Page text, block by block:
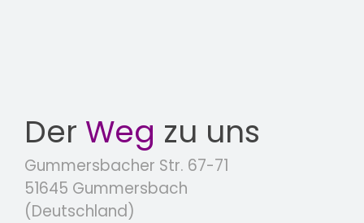
Der Weg zu uns
Gummersbacher Str. 67-71
51645 Gummersbach
(Deutschland)